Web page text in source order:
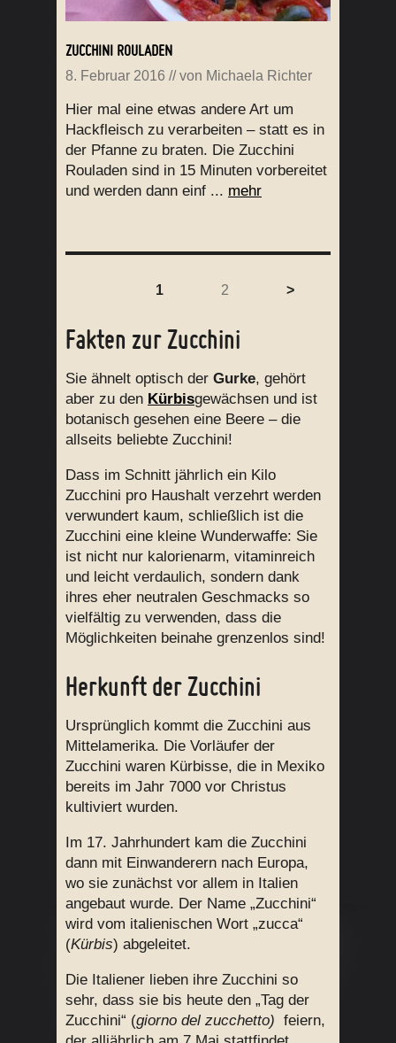
ZUCCHINI ROULADEN
8. Februar 2016 // von Michaela Richter
Hier mal eine etwas andere Art um
Hackfleisch zu verarbeiten – statt es in
der Pfanne zu braten. Die Zucchini
Rouladen sind in 15 Minuten vorbereitet
und werden dann einf ... mehr
1 2 >
Fakten zur Zucchini
Sie ähnelt optisch der Gurke, gehört
aber zu den Kürbisgewächsen und ist
botanisch gesehen eine Beere – die
allseits beliebte Zucchini!
Dass im Schnitt jährlich ein Kilo
Zucchini pro Haushalt verzehrt werden
verwundert kaum, schließlich ist die
Zucchini eine kleine Wunderwaffe: Sie
ist nicht nur kalorienarm, vitaminreich
und leicht verdaulich, sondern dank
ihres eher neutralen Geschmacks so
vielfältig zu verwenden, dass die
Möglichkeiten beinahe grenzenlos sind!
Herkunft der Zucchini
Ursprünglich kommt die Zucchini aus
Mittelamerika. Die Vorläufer der
Zucchini waren Kürbisse, die in Mexiko
bereits im Jahr 7000 vor Christus
kultiviert wurden.
Im 17. Jahrhundert kam die Zucchini
dann mit Einwanderern nach Europa,
wo sie zunächst vor allem in Italien
angebaut wurde. Der Name „Zucchini“
wird vom italienischen Wort „zucca“
(Kürbis) abgeleitet.
Die Italiener lieben ihre Zucchini so
sehr, dass sie bis heute den „Tag der
Zucchini“ (giorno del zucchetto) feiern,